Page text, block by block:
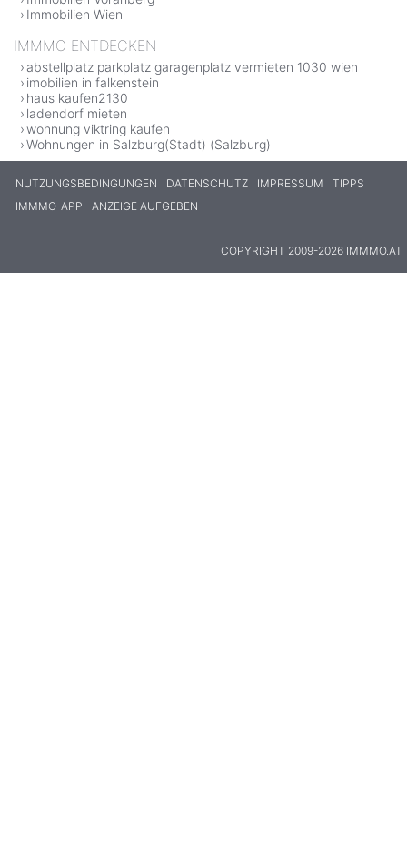
Immobilien Wien
IMMMO ENTDECKEN
abstellplatz parkplatz garagenplatz vermieten 1030 wien
imobilien in falkenstein
haus kaufen2130
ladendorf mieten
wohnung viktring kaufen
Wohnungen in Salzburg(Stadt) (Salzburg)
NUTZUNGSBEDINGUNGEN DATENSCHUTZ IMPRESSUM
TIPPS
IMMMO-APP
ANZEIGE AUFGEBEN
COPYRIGHT 2009-2026 IMMMO.AT